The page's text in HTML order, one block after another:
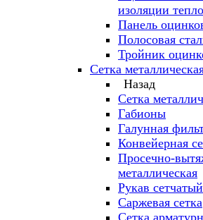
изоляции
Панель
Полосовая
Тройник
Сетка
Назад
Сетка
Габионы
Галунная
Конвейерная
Просечно-
металлическая
Рукав сетчатый
Саржевая сетка
Сетка